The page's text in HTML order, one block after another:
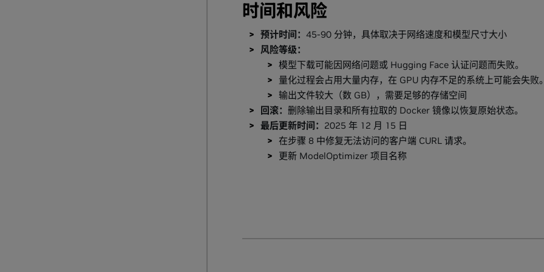
时间和风险
预计时间： 45-90 分钟，具体取决于网络速度和模型尺寸大小
风险等级：
模型下载可能因网络问题或 Hugging Face 认证问题而失败。
量化过程会占用大量内存，在 GPU 内存不足的系统上可能会失败
输出文件较大（数 GB），需要足够的存储空间
回滚： 删除输出目录和所有拉取的 Docker 镜像以恢复原始状态。
最后更新时间： 2025 年 12 月 15 日
在步骤 8 中修复无法访问的客户端 CURL 请求。
更新 ModelOptimizer 项目名称